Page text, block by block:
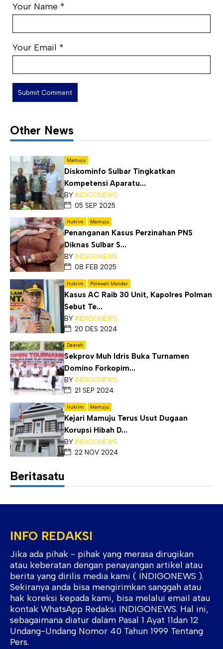
Your Name *
Your Email *
Other News
Mamuju
Diskominfo Sulbar Tingkatkan
Kompetensi Aparatu...
BY INDIGONEWS
05 SEP 2025
Hukrim Mamuju
Penanganan Kasus Perzinahan PNS
Diknas Sulbar S...
BY INDIGONEWS
08 FEB 2025
Hukrim Polewali Mandar
Kasus AC Raib 30 Unit, Kapolres Polman
Sebut Te...
BY INDIGONEWS
20 DES 2024
Daerah
Sekprov Muh Idris Buka Turnamen
Domino Forkopim...
BY INDIGONEWS
21 SEP 2024
Hukrim Mamuju
Kejari Mamuju Terus Usut Dugaan
Korupsi Hibah D...
BY INDIGONEWS
22 NOV 2024
Beritasatu
INFO REDAKSI
Jika ada pihak - pihak yang merasa dirugikan
atau keberatan dengan penayangan artikel atau
berita yang dirilis media kami ( INDIGONEWS ).
Sekiranya anda bisa mengirimkan sanggah atau
hak koreksi kepada kami, bisa melalui email atau
kontak WhatsApp Redaksi INDIGONEWS. Hal ini,
sebagaimana diatur dalam Pasal 1 Ayat 11dan 12
Undang-Undang Nomor 40 Tahun 1999 Tentang
Pers.